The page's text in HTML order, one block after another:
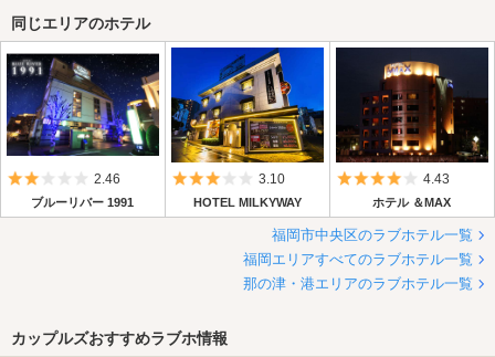
同じエリアのホテル
5つ星のうち2
2.46
ブルーリバー 1991
5つ星のうち3
3.10
HOTEL MILKYWAY
5つ星のうち4
4.43
ホテル ＆MAX
福岡市中央区のラブホテル一覧
福岡エリアすべてのラブホテル一覧
那の津・港エリアのラブホテル一覧
カップルズおすすめラブホ情報